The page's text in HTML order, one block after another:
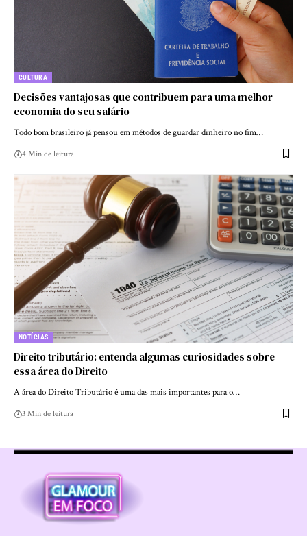
CULTURA
Decisões vantajosas que contribuem para uma melhor
economia do seu salário
Todo bom brasileiro já pensou em métodos de guardar dinheiro no fim…
4 Min de leitura
NOTÍCIAS
Direito tributário: entenda algumas curiosidades sobre
essa área do Direito
A área do Direito Tributário é uma das mais importantes para o…
3 Min de leitura